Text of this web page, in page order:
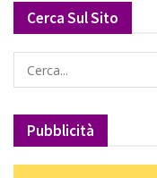
Cerca Sul Sito
Pubblicità